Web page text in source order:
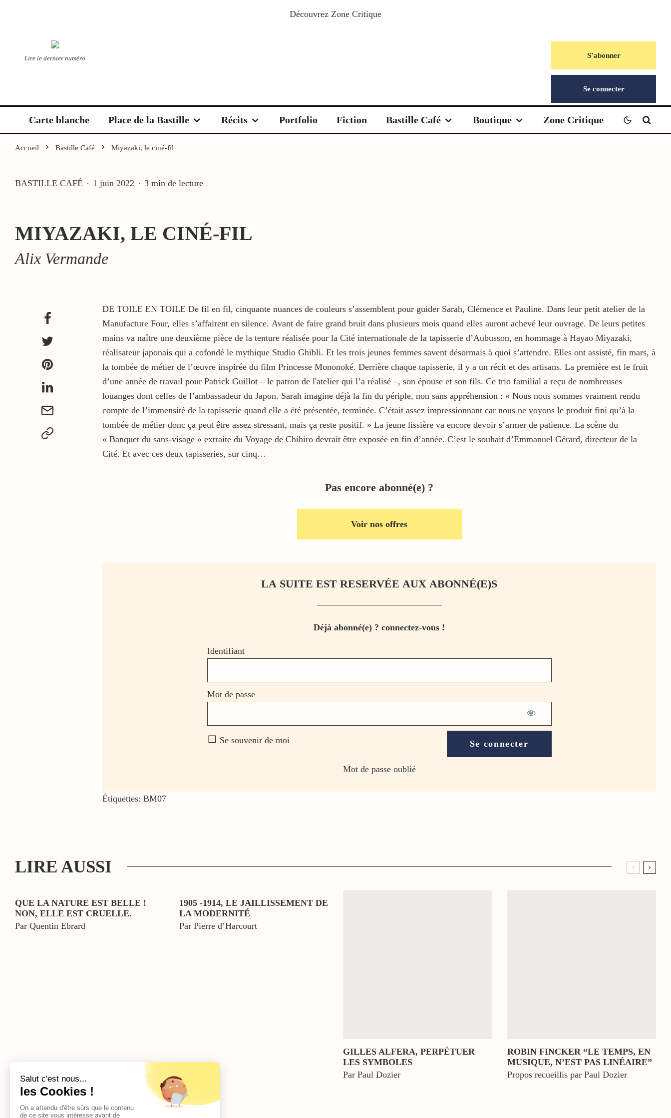
Découvrez Zone Critique
Lire le dernier numéro S’abonner
Se connecter
Carte blanche Place de la Bastille Récits Portfolio Fiction Bastille Café Boutique Zone Critique
Accueil Bastille Café Miyazaki, le ciné-fil
BASTILLE CAFÉ · 1 juin 2022 · 3 min de lecture
MIYAZAKI, LE CINÉ-FIL
Alix Vermande
DE TOILE EN TOILE De fil en fil, cinquante nuances de couleurs s’assemblent pour guider Sarah, Clémence et Pauline. Dans leur petit atelier de la
Manufacture Four, elles s’affairent en silence. Avant de faire grand bruit dans plusieurs mois quand elles auront achevé leur ouvrage. De leurs petites
mains va naître une deuxième pièce de la tenture réalisée pour la Cité internationale de la tapisserie d’Aubusson, en hommage à Hayao Miyazaki,
réalisateur japonais qui a cofondé le mythique Studio Ghibli. Et les trois jeunes femmes savent désormais à quoi s’attendre. Elles ont assisté, fin mars, à
la tombée de métier de l’œuvre inspirée du film Princesse Mononoké. Derrière chaque tapisserie, il y a un récit et des artisans. La première est le fruit
d’une année de travail pour Patrick Guillot – le patron de l'atelier qui l’a réalisé –, son épouse et son fils. Ce trio familial a reçu de nombreuses
louanges dont celles de l’ambassadeur du Japon. Sarah imagine déjà la fin du périple, non sans appréhension : « Nous nous sommes vraiment rendu
compte de l’immensité de la tapisserie quand elle a été présentée, terminée. C’était assez impressionnant car nous ne voyons le produit fini qu’à la
tombée de métier donc ça peut être assez stressant, mais ça reste positif. » La jeune lissière va encore devoir s’armer de patience. La scène du
« Banquet du sans-visage » extraite du Voyage de Chihiro devrait être exposée en fin d’année. C’est le souhait d’Emmanuel Gérard, directeur de la
Cité. Et avec ces deux tapisseries, sur cinq…
Pas encore abonné(e) ?
Voir nos offres
LA SUITE EST RESERVÉE AUX ABONNÉ(E)S
Déjà abonné(e) ? connectez-vous !
Identifiant
Mot de passe
Se souvenir de moi
Mot de passe oublié
Étiquettes: BM07
LIRE AUSSI
QUE LA NATURE EST BELLE !
NON, ELLE EST CRUELLE.
Par Quentin Ebrard
1905 -1914, LE JAILLISSEMENT DE
LA MODERNITÉ
Par Pierre d’Harcourt
GILLES ALFERA, PERPÉTUER
LES SYMBOLES
Par Paul Dozier
ROBIN FINCKER “LE TEMPS, EN
MUSIQUE, N’EST PAS LINÉAIRE”
Propos recueillis par Paul Dozier